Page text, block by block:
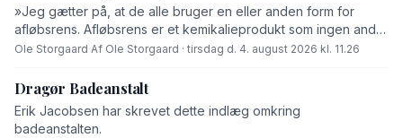
»Jeg gætter på, at de alle bruger en eller anden form for
afløbsrens. Afløbsrens er et kemikalieprodukt som ingen andre
end fabrikanten ved hvad består af,« skriver Ole Storgaard i
Ole Storgaard·Af Ole Storgaard · tirsdag d. 4. august 2026 kl. 11.26
Dragør Badeanstalt
Erik Jacobsen har skrevet dette indlæg omkring
badeanstalten.